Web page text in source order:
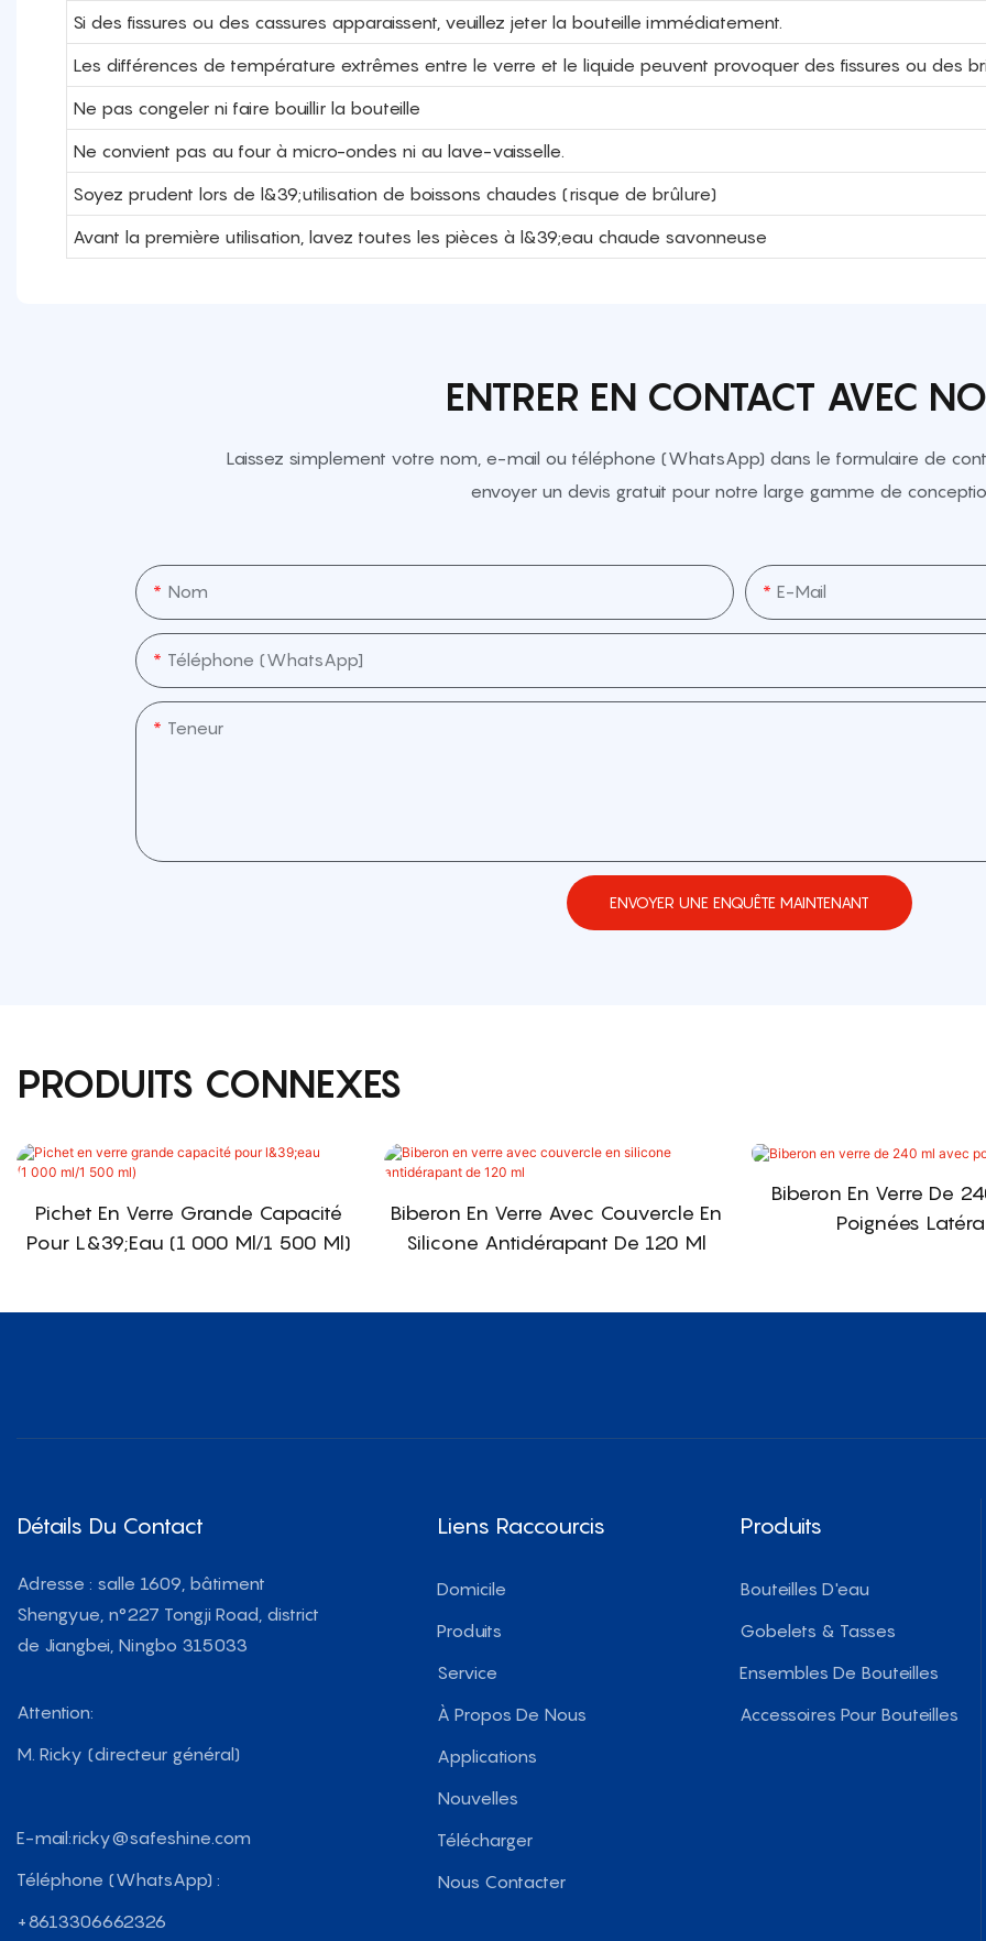
Si des fissures ou des cassures apparaissent, veuillez jeter la bouteille immédiatement.
Les différences de température extrêmes entre le verre et le liquide peuvent provoquer des fissures ou des
Ne pas congeler ni faire bouillir la bouteille
Ne convient pas au four à micro-ondes ni au lave-vaisselle.
Soyez prudent lors de l&39;utilisation de boissons chaudes (risque de brûlure)
Avant la première utilisation, lavez toutes les pièces à l&39;eau chaude savonneuse
ENTRER EN CONTACT AVEC
Laissez simplement votre nom, e-mail ou téléphone (WhatsApp) dans le formulaire de
envoyer un devis gratuit pour notre large gamme de
Nom E-Mail
Téléphone (WhatsApp]
Teneur
ENVOYER UNE ENQUÊTE MAINTENANT
PRODUITS CONNEXES
Pichet En Verre Grande Capacité
Pour L&39;eau (1 000 Ml/1 500 Ml)
Biberon En Verre Avec Couvercle En
Silicone Antidérapant De 120 Ml
Biberon En Verre De
Poignées
Détails Du Contact
Adresse : salle 1609, bâtiment
Shengyue, n°227 Tongji Road, district
de Jiangbei, Ningbo 315033
Attention:
M. Ricky (directeur général)
E-mail:ricky@safeshine.com
Téléphone (WhatsApp) :
+8613306662326
Liens Raccourcis
Domicile
Produits
Service
À Propos De Nous
Applications
Nouvelles
Télécharger
Nous Contacter
Produits
Bouteilles D'eau
Gobelets & Tasses
Ensembles De Bouteilles
Accessoires Pour Bouteilles